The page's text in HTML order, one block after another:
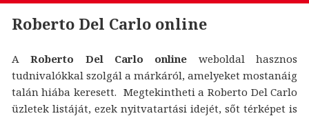
Roberto Del Carlo online
ARoberto Del Carlo online weboldal hasznos
tudnivalókkal szolgál a márkáról, amelyeket mostanáig
talán hiába keresett. Megtekintheti a Roberto Del Carlo
üzletek listáját, ezek nyitvatartási idejét, sőt térképet is